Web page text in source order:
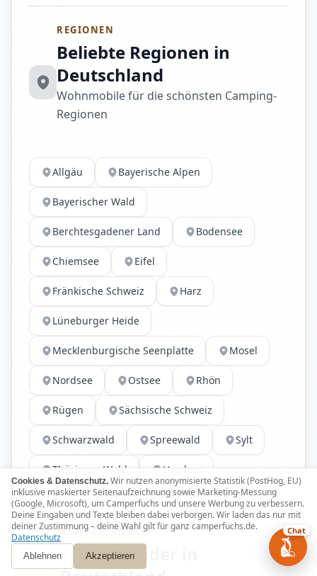
REGIONEN
Beliebte Regionen in
Deutschland
Wohnmobile für die schönsten Camping-
Regionen
Allgäu Bayerische Alpen
Bayerischer Wald
Berchtesgadener Land Bodensee
Chiemsee Eifel
Fränkische Schweiz Harz
Lüneburger Heide
Mecklenburgische Seenplatte Mosel
Nordsee Ostsee Rhön
Rügen Sächsische Schweiz
Schwarzwald Spreewald Sylt
Thüringer Wald Usedom
BUNDESLÄNDER
Bundesländer in
Cookies & Datenschutz. Wir nutzen anonymisierte Statistik (PostHog, EU)
inklusive maskierter Seitenaufzeichnung sowie Marketing-Messung
(Google, Microsoft), um Camperfuchs und unsere Werbung zu verbessern.
Deine Eingaben und Texte bleiben dabei verborgen. Wir laden das nur mit
deiner Zustimmung – deine Wahl gilt für ganz camperfuchs.de.
Datenschutz
Ablehnen Akzeptieren
Chat